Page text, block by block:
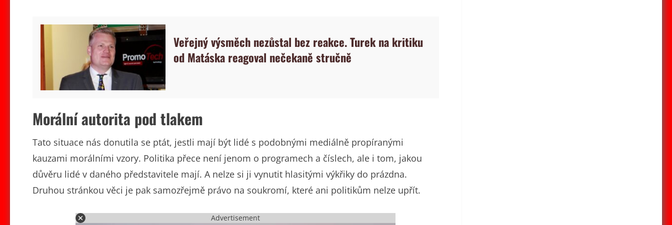
Veřejný výsměch nezůstal bez reakce. Turek na kritiku
od Matáska reagoval nečekaně stručně
Morální autorita pod tlakem
Tato situace nás donutila se ptát, jestli mají být lidé s podobnými mediálně propíranými
kauzami morálními vzory. Politika přece není jenom o programech a číslech, ale i tom, jakou
důvěru lidé v daného představitele mají. A nelze si ji vynutit hlasitými výkřiky do prázdna.
Druhou stránkou věci je pak samozřejmě právo na soukromí, které ani politikům nelze upřít.
Advertisement